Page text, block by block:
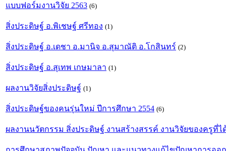
แบบฟอร์มงานวิจัย 2563 (6)
สิ่งประดิษฐ์ อ.พิเชษฐ์ ศรีทอง (1)
สิ่งประดิษฐ์ อ.เดชา อ.มานิจ อ.สุมาณัติ อ.โกสินทร์ (2)
สิ่งประดิษฐ์ อ.สุเทพ เกษมาลา (1)
ผลงานวิจัยสิ่งประดิษฐ์ (1)
สิ่งประดิษฐ์ของคนรุ่นใหม่ ปีการศึกษา 2554 (6)
ผลงานนวัตกรรม สิ่งประดิษฐ์ งานสร้างสรรค์ งานวิจัยของครูที่ไ